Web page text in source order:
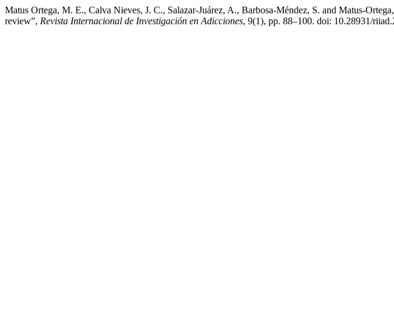
Matus Ortega, M. E., Calva Nieves, J. C., Salazar-Juárez, A., Barbosa-Méndez, S. and Matus-
review”, Revista Internacional de Investigación en Adicciones, 9(1), pp. 88–100. doi: 10.28931/